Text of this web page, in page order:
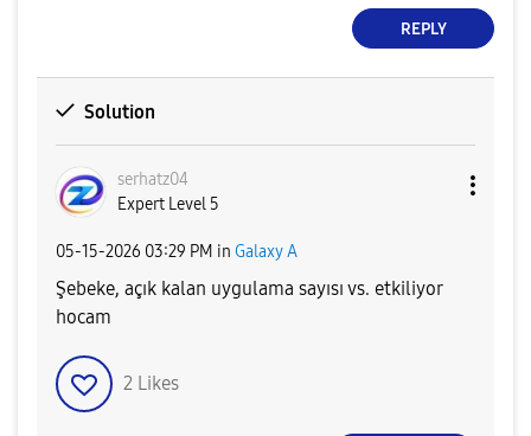
REPLY
Solution
serhatz04
Expert Level 5
‎05-15-2026 03:29 PM in Galaxy A
Şebeke, açık kalan uygulama sayısı vs. etkiliyor
hocam
2 Likes